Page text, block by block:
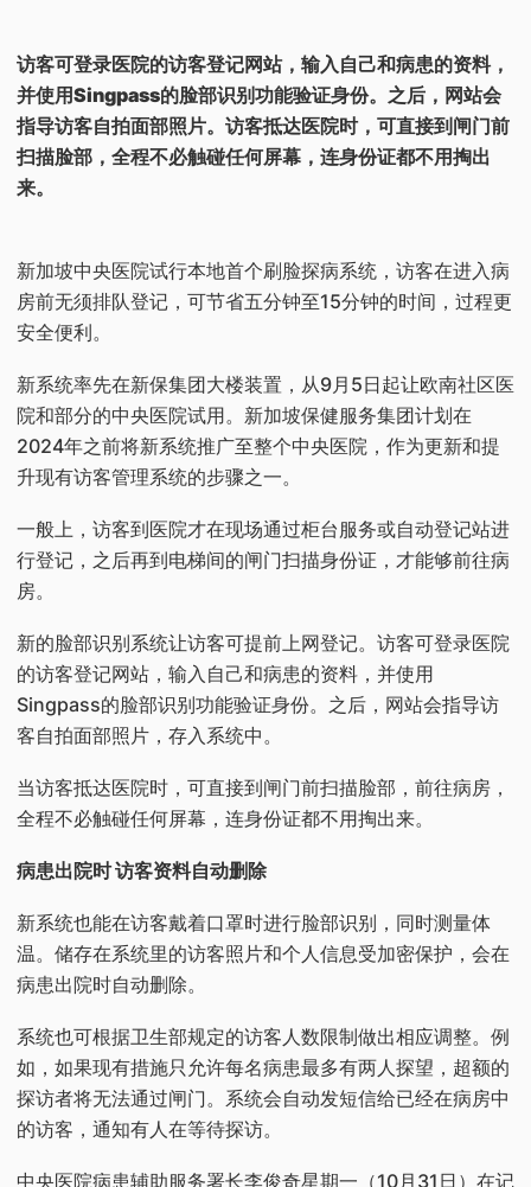
访客可登录医院的访客登记网站，输入自己和病患的资料，
并使用Singpass的脸部识别功能验证身份。之后，网站会
指导访客自拍面部照片。访客抵达医院时，可直接到闸门前
扫描脸部，全程不必触碰任何屏幕，连身份证都不用掏出
来。
新加坡中央医院试行本地首个刷脸探病系统，访客在进入病
房前无须排队登记，可节省五分钟至15分钟的时间，过程更
安全便利。
新系统率先在新保集团大楼装置，从9月5日起让欧南社区医
院和部分的中央医院试用。新加坡保健服务集团计划在
2024年之前将新系统推广至整个中央医院，作为更新和提
升现有访客管理系统的步骤之一。
一般上，访客到医院才在现场通过柜台服务或自动登记站进
行登记，之后再到电梯间的闸门扫描身份证，才能够前往病
房。
新的脸部识别系统让访客可提前上网登记。访客可登录医院
的访客登记网站，输入自己和病患的资料，并使用
Singpass的脸部识别功能验证身份。之后，网站会指导访
客自拍面部照片，存入系统中。
当访客抵达医院时，可直接到闸门前扫描脸部，前往病房，
全程不必触碰任何屏幕，连身份证都不用掏出来。
病患出院时 访客资料自动删除
新系统也能在访客戴着口罩时进行脸部识别，同时测量体
温。储存在系统里的访客照片和个人信息受加密保护，会在
病患出院时自动删除。
系统也可根据卫生部规定的访客人数限制做出相应调整。例
如，如果现有措施只允许每名病患最多有两人探望，超额的
探访者将无法通过闸门。系统会自动发短信给已经在病房中
的访客，通知有人在等待探访。
中央医院病患辅助服务署长李俊奇星期一（10月31日）在记